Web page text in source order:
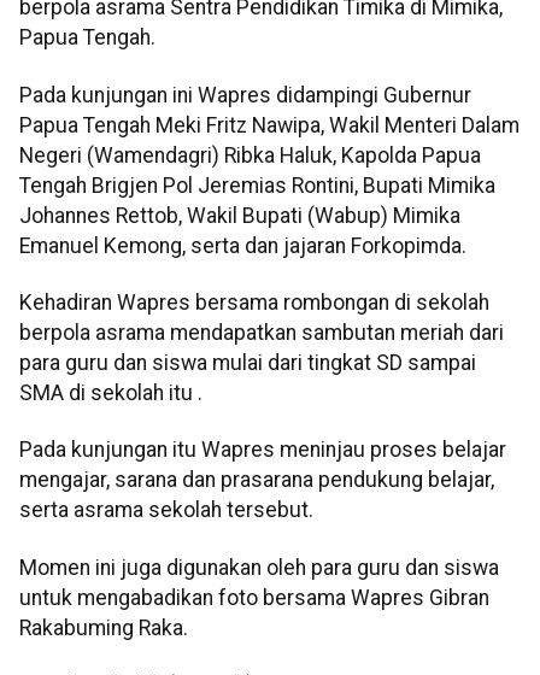
berpola asrama Sentra Pendidikan Timika di Mimika,
Papua Tengah.
Pada kunjungan ini Wapres didampingi Gubernur
Papua Tengah Meki Fritz Nawipa, Wakil Menteri Dalam
Negeri (Wamendagri) Ribka Haluk, Kapolda Papua
Tengah Brigjen Pol Jeremias Rontini, Bupati Mimika
Johannes Rettob, Wakil Bupati (Wabup) Mimika
Emanuel Kemong, serta dan jajaran Forkopimda.
Kehadiran Wapres bersama rombongan di sekolah
berpola asrama mendapatkan sambutan meriah dari
para guru dan siswa mulai dari tingkat SD sampai
SMA di sekolah itu .
Pada kunjungan itu Wapres meninjau proses belajar
mengajar, sarana dan prasarana pendukung belajar,
serta asrama sekolah tersebut.
Momen ini juga digunakan oleh para guru dan siswa
untuk mengabadikan foto bersama Wapres Gibran
Rakabuming Raka.